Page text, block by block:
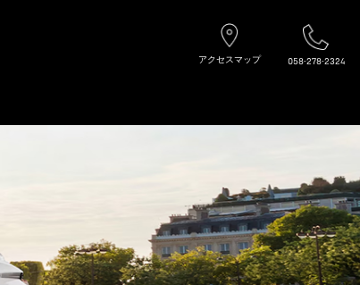
アクセスマップ 058-278-2324